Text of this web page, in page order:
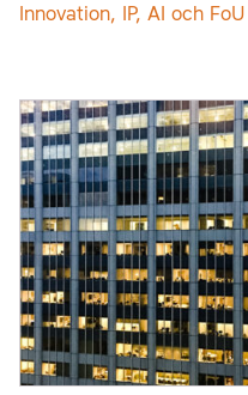
Innovation, IP, AI och FoU